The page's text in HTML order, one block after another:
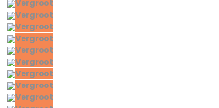
Vergroot
Vergroot
Vergroot
Vergroot
Vergroot
Vergroot
Vergroot
Vergroot
Vergroot